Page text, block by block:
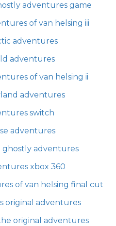
adventures game
of van helsing iii
adventures
adventures
of van helsing ii
adventures
switch
adventures
ghostly adventures
xbox 360
of van helsing final cut
original adventures
original adventures